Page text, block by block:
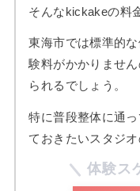
そんなkickakeの料
東海市では標準的
験料がかかりませ
られるでしょう。
特に普段整体に通
ておきたいスタジオ
体験ス